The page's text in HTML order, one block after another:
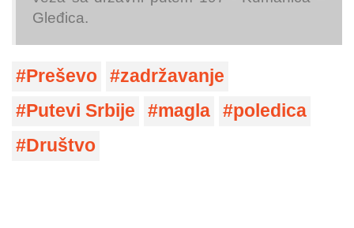
Gleđica.
Preševo
zadržavanje
Putevi Srbije
magla
poledica
Društvo